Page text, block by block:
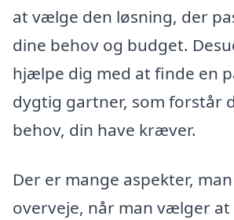
at vælge den løsning, der
dine behov og budget.
hjælpe dig med at finde en
dygtig gartner, som forstår
behov, din have kræver.
Der er mange aspekter,
overveje, når man vælger